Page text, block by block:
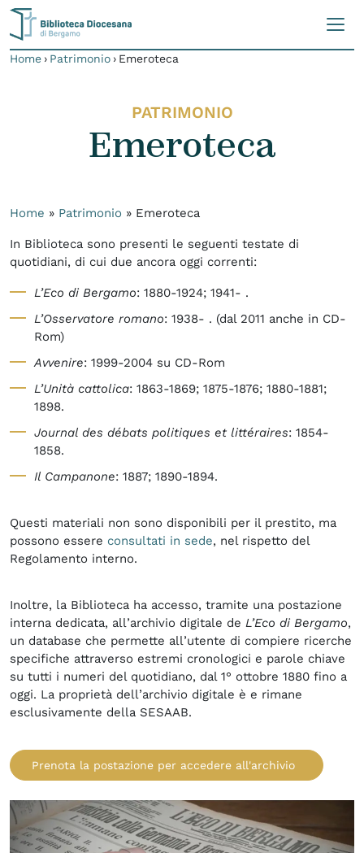
Skip to content
Home › Patrimonio › Emeroteca
PATRIMONIO
Emeroteca
Home » Patrimonio » Emeroteca
In Biblioteca sono presenti le seguenti testate di
quotidiani, di cui due ancora oggi correnti:
L’Eco di Bergamo: 1880-1924; 1941- .
L’Osservatore romano: 1938- . (dal 2011 anche in CD-
Rom)
Avvenire: 1999-2004 su CD-Rom
L’Unità cattolica: 1863-1869; 1875-1876; 1880-1881;
1898.
Journal des débats politiques et littéraires: 1854-
1858.
Il Campanone: 1887; 1890-1894.
Questi materiali non sono disponibili per il prestito, ma
possono essere consultati in sede, nel rispetto del
Regolamento interno.
Inoltre, la Biblioteca ha accesso, tramite una postazione
interna dedicata, all’archivio digitale de L’Eco di Bergamo,
un database che permette all’utente di compiere ricerche
specifiche attraverso estremi cronologici e parole chiave
su tutti i numeri del quotidiano, dal 1° ottobre 1880 fino a
oggi. La proprietà dell’archivio digitale è e rimane
esclusivamente della SESAAB.
Prenota la postazione per accedere all'archivio